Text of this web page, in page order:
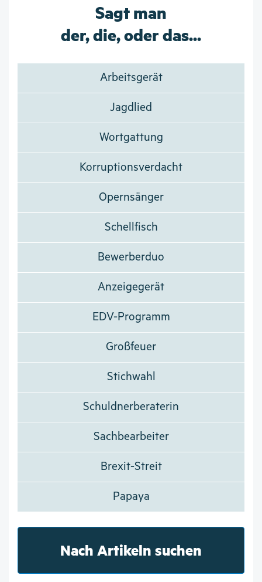
Sagt man
der, die, oder das...
Arbeitsgerät
Jagdlied
Wortgattung
Korruptionsverdacht
Opernsänger
Schellfisch
Bewerberduo
Anzeigegerät
EDV-Programm
Großfeuer
Stichwahl
Schuldnerberaterin
Sachbearbeiter
Brexit-Streit
Papaya
Nach Artikeln suchen